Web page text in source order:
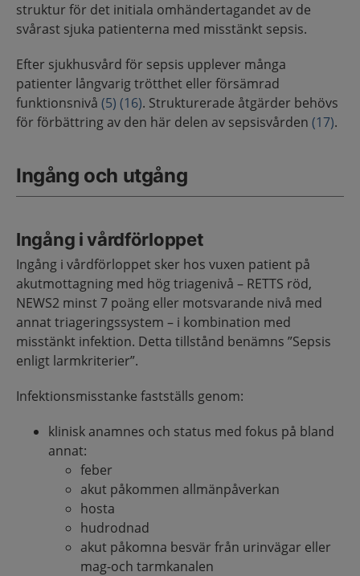
struktur för det initiala omhändertagandet av de
svårast sjuka patienterna med misstänkt sepsis.
Efter sjukhusvård för sepsis upplever många
patienter långvarig trötthet eller försämrad
funktionsnivå (5) (16). Strukturerade åtgärder behövs
för förbättring av den här delen av sepsisvården (17).
Ingång och utgång
Ingång i vårdförloppet
Ingång i vårdförloppet sker hos vuxen patient på
akutmottagning med hög triagenivå – RETTS röd,
NEWS2 minst 7 poäng eller motsvarande nivå med
annat triageringssystem – i kombination med
misstänkt infektion. Detta tillstånd benämns ”Sepsis
enligt larmkriterier”.
Infektionsmisstanke fastställs genom:
klinisk anamnes och status med fokus på bland
annat:
feber
akut påkommen allmänpåverkan
hosta
hudrodnad
akut påkomna besvär från urinvägar eller
mag-och tarmkanalen